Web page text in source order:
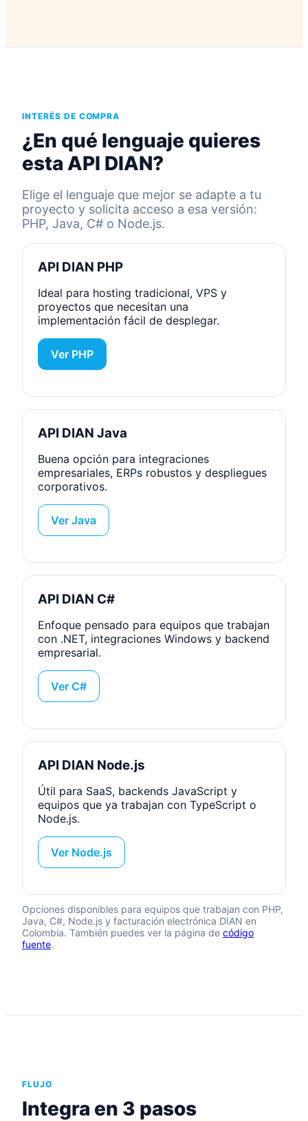
INTERÉS DE COMPRA
¿En qué lenguaje quieres
esta API DIAN?
Elige el lenguaje que mejor se adapte a tu
proyecto y solicita acceso a esa versión:
PHP, Java, C# o Node.js.
API DIAN PHP
Ideal para hosting tradicional, VPS y
proyectos que necesitan una
implementación fácil de desplegar.
Ver PHP
API DIAN Java
Buena opción para integraciones
empresariales, ERPs robustos y despliegues
corporativos.
Ver Java
API DIAN C#
Enfoque pensado para equipos que trabajan
con .NET, integraciones Windows y backend
empresarial.
Ver C#
API DIAN Node.js
Útil para SaaS, backends JavaScript y
equipos que ya trabajan con TypeScript o
Node.js.
Ver Node.js
Opciones disponibles para equipos que trabajan con PHP,
Java, C#, Node.js y facturación electrónica DIAN en
Colombia. También puedes ver la página de código
fuente.
FLUJO
Integra en 3 pasos